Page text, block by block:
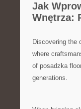
Jak
Wnętrza:
Discovering the
⁣where
of posadzka
‍generations.